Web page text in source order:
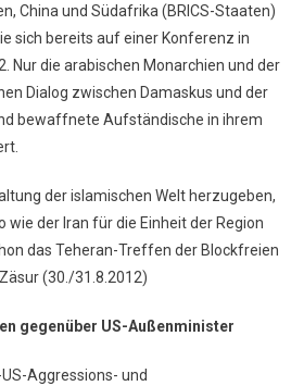
China und Südafrika (BRICS-Staaten)
sich bereits auf einer Konferenz in
Nur die arabischen Monarchien und der
Dialog zwischen Damaskus und der
bewaffnete Aufständische in ihrem
der islamischen Welt herzugeben,
wie der Iran für die Einheit der Region
das Teheran-Treffen der Blockfreien
(30./31.8.2012)
gegenüber US-Außenminister
Aggressions- und